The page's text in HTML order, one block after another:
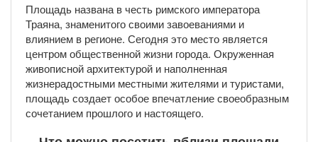
Площадь названа в честь римского императора
Траяна, знаменитого своими завоеваниями и
влиянием в регионе. Сегодня это место является
центром общественной жизни города. Окруженная
живописной архитектурой и наполненная
жизнерадостными местными жителями и туристами,
площадь создает особое впечатление своеобразным
сочетанием прошлого и настоящего.